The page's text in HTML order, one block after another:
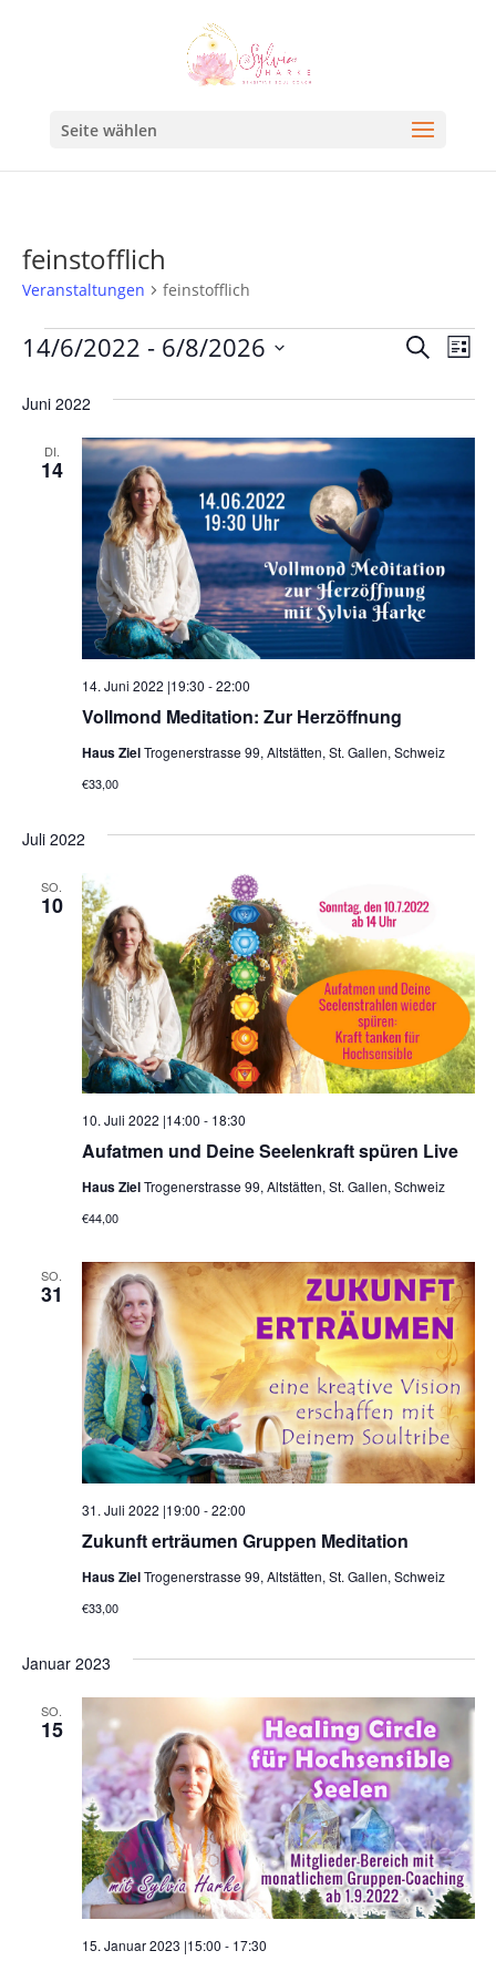
Seite wählen
feinstofflich
Veranstaltungen feinstofflich
und
SucheListe
14/6/2022 - 6/8/2026
wählen.
Juni 2022
DI.
14
Vollmond Meditation: Zur Herzöffnung
14. Juni 2022 |19:30 -22:00
Haus ZielTrogenerstrasse 99, Altstätten, St. Gallen, Schweiz
€33,00
Juli 2022
SO.
10
Aufatmen und Deine Seelenkraft spüren Live
10. Juli 2022 |14:00 - 18:30
Haus ZielTrogenerstrasse 99, Altstätten, St. Gallen, Schweiz
€44,00
SO.
31
Zukunft erträumen Gruppen Meditation
31. Juli 2022 |19:00 -22:00
Haus ZielTrogenerstrasse 99, Altstätten, St. Gallen, Schweiz
€33,00
Januar 2023
SO.
15
15. Januar 2023 |15:00 - 17:30